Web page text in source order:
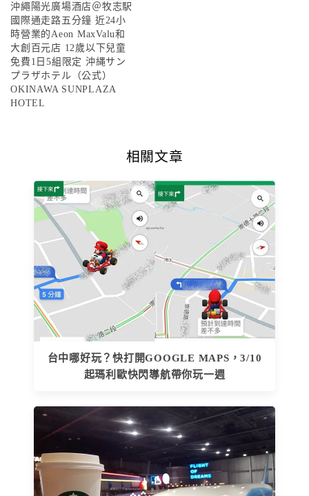
沖繩陽光廣場酒店＠牧志駅
國際通走路五分鐘 近24小
時營業的Aeon MaxValu和
大創百元店 12歲以下兒童
免費1日5組限定 沖縄サン
プラザホテル（公式）
OKINAWA SUNPLAZA
HOTEL
相關文章
台中哪好玩？快打開GOOGLE MAPS，3/10
起瑪利歐快閃導航帶你玩一週